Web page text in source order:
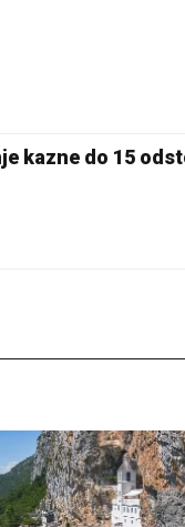
kazne do 15